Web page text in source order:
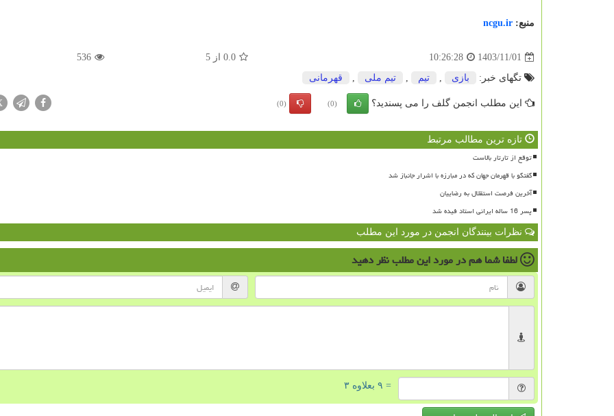
منبع: ncgu.ir
1403/11/01
10:26:28
0.0 از5
536
تگهای خبر: بازی , تیم , تیم ملی , قهرمانی
این مطلب انجمن گلف را می پسندید؟ (0)
(0)
تازه ترین مطالب مرتبط
توقع از تارتار بالاست
گفتگو با قهرمان جهان که در مبارزه با اشرار جانباز شد
آخرین فرصت استقلال به رضاییان
پسر 16 ساله ایرانی استاد فیده شد
نظرات بینندگان انجمن در مورد این مطلب
لطفا شما همدر مورد این مطلبنظر دهید
= ۹ بعلاوه ۳